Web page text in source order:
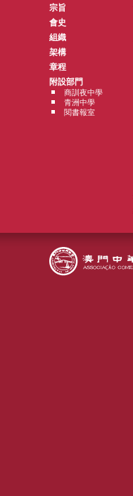
宗旨
會史
組織
架構
章程
附設部門
商訓夜中學
青洲中學
閱書報室